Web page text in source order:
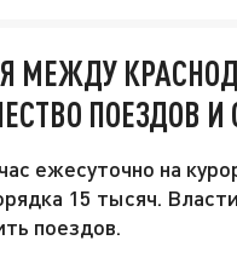
МЕЖДУ
ПОЕЗДОВ
ежесуточно на
15 тысяч.
поездов.